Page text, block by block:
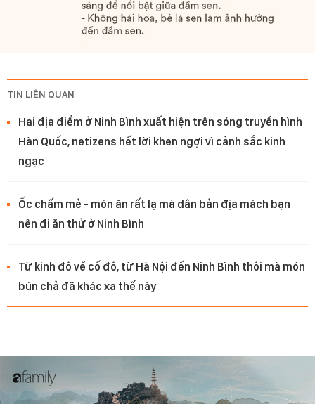
TIN LIÊN QUAN
Hai địa điểm ở Ninh Bình xuất hiện trên sóng truyền hình
Hàn Quốc, netizens hết lời khen ngợi vì cảnh sắc kinh
ngạc
Ốc chấm mẻ - món ăn rất lạ mà dân bản địa mách bạn
nên đi ăn thử ở Ninh Bình
Từ kinh đô về cố đô, từ Hà Nội đến Ninh Bình thôi mà món
bún chả đã khác xa thế này